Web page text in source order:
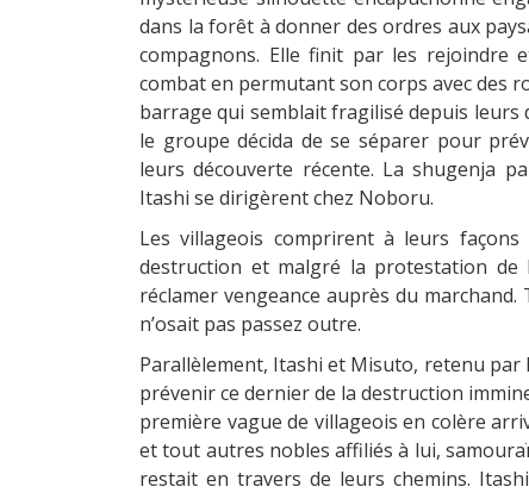
dans la forêt à donner des ordres aux
compagnons. Elle finit par les rejoindre
combat en permutant son corps avec des
barrage qui semblait fragilisé depuis
le groupe décida de se séparer pour
leurs découverte récente. La shugenja
Itashi se dirigèrent chez Noboru.
Les villageois comprirent à leurs
destruction et malgré la protestation
réclamer vengeance auprès du
n’osait pas passez outre.
Parallèlement, Itashi et Misuto, retenu par
prévenir ce dernier de la destruction
première vague de villageois en colère
et tout autres nobles affiliés à lui,
restait en travers de leurs chemins.